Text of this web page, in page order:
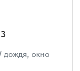
дождя, окно